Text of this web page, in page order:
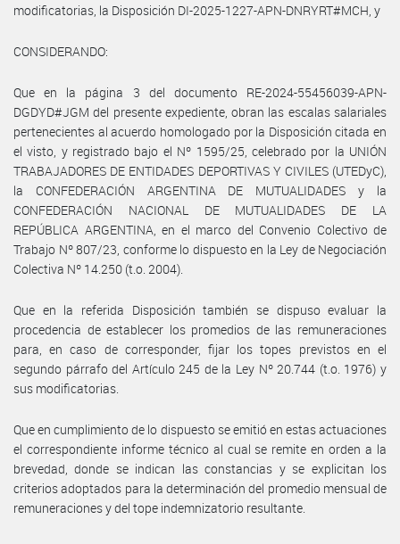
modificatorias, la Disposición DI-2025-1227-APN-DNRYRT#MCH, y
CONSIDERANDO:
Que en la página 3 del documento RE-2024-55456039-APN-
DGDYD#JGM del presente expediente, obran las escalas salariales
pertenecientes al acuerdo homologado por la Disposición citada en
el visto, y registrado bajo el Nº 1595/25, celebrado por la UNIÓN
TRABAJADORES DE ENTIDADES DEPORTIVAS Y CIVILES (UTEDyC),
la CONFEDERACIÓN ARGENTINA DE MUTUALIDADES y la
CONFEDERACIÓN NACIONAL DE MUTUALIDADES DE LA
REPÚBLICA ARGENTINA, en el marco del Convenio Colectivo de
Trabajo Nº 807/23, conforme lo dispuesto en la Ley de Negociación
Colectiva Nº 14.250 (t.o. 2004).
Que en la referida Disposición también se dispuso evaluar la
procedencia de establecer los promedios de las remuneraciones
para, en caso de corresponder, fijar los topes previstos en el
segundo párrafo del Artículo 245 de la Ley Nº 20.744 (t.o. 1976) y
sus modificatorias.
Que en cumplimiento de lo dispuesto se emitió en estas actuaciones
el correspondiente informe técnico al cual se remite en orden a la
brevedad, donde se indican las constancias y se explicitan los
criterios adoptados para la determinación del promedio mensual de
remuneraciones y del tope indemnizatorio resultante.